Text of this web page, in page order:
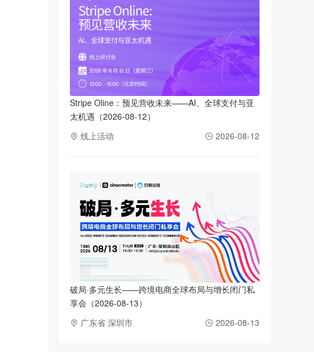
Stripe Oline：预见营收未来——AI、全球支付与亚
太机遇（2026-08-12）
线上活动
2026-08-12
破局·多元生长——跨境电商全球布局与增长闭门私
享会（2026-08-13）
广东省 深圳市
2026-08-13